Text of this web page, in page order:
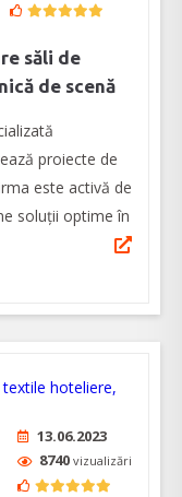
săli de
de scenă
proiecte de
este activă de
soluții optime în
13.06.2023
8740 vizualizări